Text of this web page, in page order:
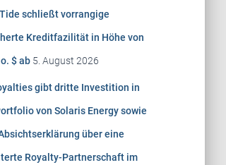
schließt vorrangige
Kreditfazilität in Höhe von
$ ab 5. August 2026
gibt dritte Investition in
von Solaris Energy sowie
über eine
Royalty-Partnerschaft im